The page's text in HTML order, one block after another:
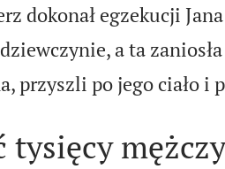
dokonał egzekucji
a ta
przyszli po jego ciało i
tysięcy